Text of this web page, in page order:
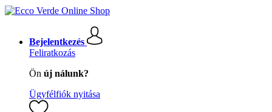
Bejelentkezés
Feliratkozás
Ön új nálunk?
Ügyfélfiók nyitása